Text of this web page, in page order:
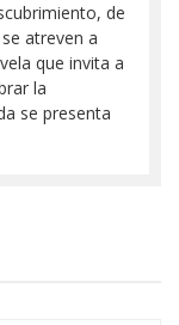
de
atreven a
que invita a
la
se presenta